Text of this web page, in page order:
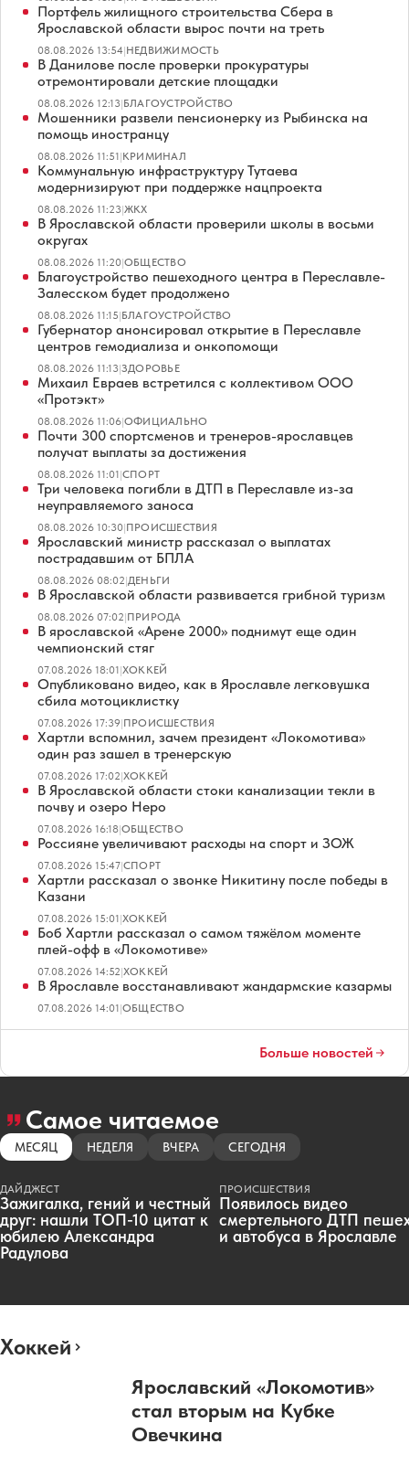
Портфель жилищного строительства Сбера в
Ярославской области вырос почти на треть
08.08.2026 13:54|НЕДВИЖИМОСТЬ
В Данилове после проверки прокуратуры
отремонтировали детские площадки
08.08.2026 12:13|БЛАГОУСТРОЙСТВО
Мошенники развели пенсионерку из Рыбинска на
помощь иностранцу
08.08.2026 11:51|КРИМИНАЛ
Коммунальную инфраструктуру Тутаева
модернизируют при поддержке нацпроекта
08.08.2026 11:23|ЖКХ
В Ярославской области проверили школы в восьми
округах
08.08.2026 11:20|ОБЩЕСТВО
Благоустройство пешеходного центра в Переславле-
Залесском будет продолжено
08.08.2026 11:15|БЛАГОУСТРОЙСТВО
Губернатор анонсировал открытие в Переславле
центров гемодиализа и онкопомощи
08.08.2026 11:13|ЗДОРОВЬЕ
Михаил Евраев встретился с коллективом ООО
«Протэкт»
08.08.2026 11:06|ОФИЦИАЛЬНО
Почти 300 спортсменов и тренеров-ярославцев
получат выплаты за достижения
08.08.2026 11:01|СПОРТ
Три человека погибли в ДТП в Переславле из-за
неуправляемого заноса
08.08.2026 10:30|ПРОИСШЕСТВИЯ
Ярославский министр рассказал о выплатах
пострадавшим от БПЛА
08.08.2026 08:02|ДЕНЬГИ
В Ярославской области развивается грибной туризм
08.08.2026 07:02|ПРИРОДА
В ярославской «Арене 2000» поднимут еще один
чемпионский стяг
07.08.2026 18:01|ХОККЕЙ
Опубликовано видео, как в Ярославле легковушка
сбила мотоциклистку
07.08.2026 17:39|ПРОИСШЕСТВИЯ
Хартли вспомнил, зачем президент «Локомотива»
один раз зашел в тренерскую
07.08.2026 17:02|ХОККЕЙ
В Ярославской области стоки канализации текли в
почву и озеро Неро
07.08.2026 16:18|ОБЩЕСТВО
Россияне увеличивают расходы на спорт и ЗОЖ
07.08.2026 15:47|СПОРТ
Хартли рассказал о звонке Никитину после победы в
Казани
07.08.2026 15:01|ХОККЕЙ
Боб Хартли рассказал о самом тяжёлом моменте
плей-офф в «Локомотиве»
07.08.2026 14:52|ХОККЕЙ
В Ярославле восстанавливают жандармские казармы
07.08.2026 14:01|ОБЩЕСТВО
Больше новостей
Самое читаемое
МЕСЯЦ НЕДЕЛЯ ВЧЕРА СЕГОДНЯ
ДАЙДЖЕСТ
Зажигалка, гений и честный
друг: нашли ТОП-10 цитат к
юбилею Александра
Радулова
ПРОИСШЕСТВИЯ
Появилось видео
смертельного ДТП
и автобуса в Ярославле
Хоккей
Ярославский «Локомотив»
стал вторым на Кубке
Овечкина